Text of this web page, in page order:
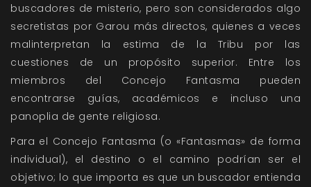
buscadores de misterio, pero son considerados algo
secretistas por Garou más directos, quienes a veces
malinterpretan la estima de la Tribu por las
cuestiones de un propósito superior. Entre los
miembros del Concejo Fantasma pueden
encontrarse guías, académicos e incluso una
panoplia de gente religiosa.
Para el Concejo Fantasma (o «Fantasmas» de forma
individual), el destino o el camino podrían ser el
objetivo; lo que importa es que un buscador entienda